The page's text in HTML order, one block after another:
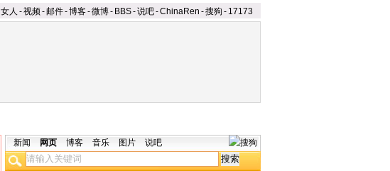
女人 -视频-邮件-博客-微博- BBS-说吧-ChinaRen -搜狗 - 17173
新闻 网页 博客 音乐 图片 说吧